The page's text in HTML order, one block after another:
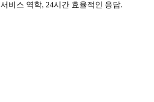
비스 역학, 24시간 효율적인 응답.